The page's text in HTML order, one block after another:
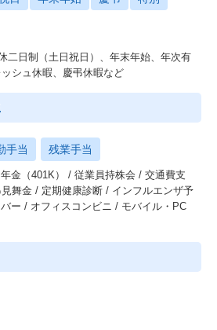
二日制（土日祝日）、年末年始、年次有
シュ休暇、慶弔休暇など
手当 残業手当
金（401K） / 従業員持株会 / 交通費支
舞金 / 定期健康診断 / インフルエンザ予
ー / オフィスコンビニ / モバイル・PC